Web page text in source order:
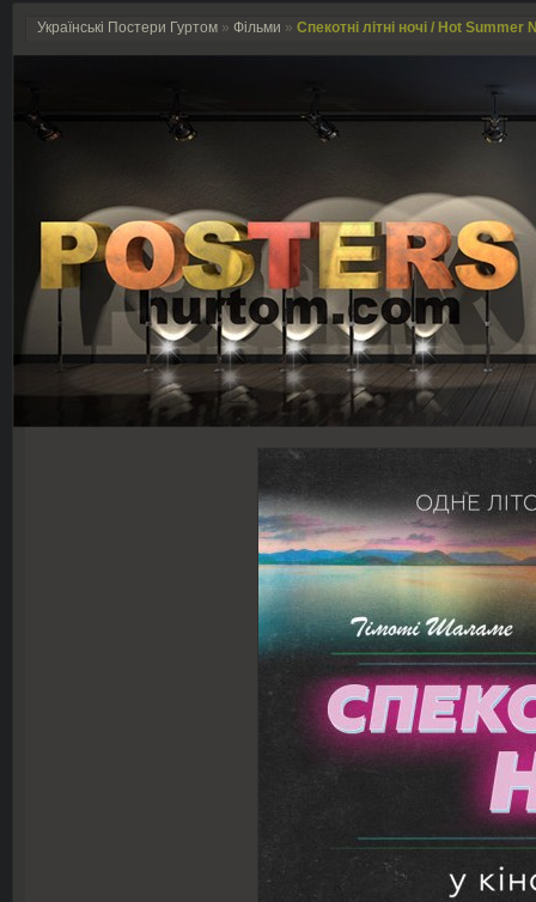
Українські Постери Гуртом » Фільми » Спекотні літні ночі / Hot Summer